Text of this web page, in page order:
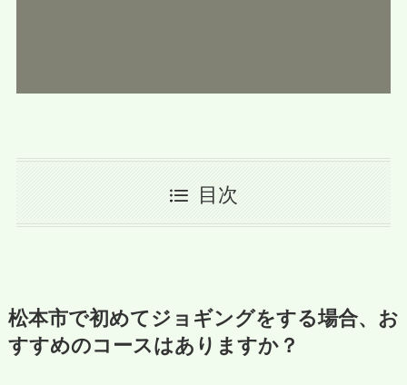
目次
松本市で初めてジョギングをする場合、お
すすめのコースはありますか？